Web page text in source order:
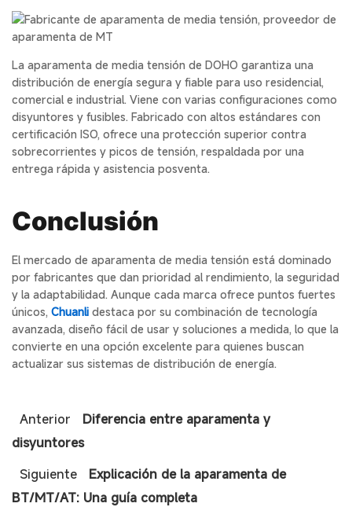
La aparamenta de media tensión de DOHO garantiza una
distribución de energía segura y fiable para uso residencial,
comercial e industrial. Viene con varias configuraciones como
disyuntores y fusibles. Fabricado con altos estándares con
certificación ISO, ofrece una protección superior contra
sobrecorrientes y picos de tensión, respaldada por una
entrega rápida y asistencia posventa.
Conclusión
El mercado de aparamenta de media tensión está dominado
por fabricantes que dan prioridad al rendimiento, la seguridad
y la adaptabilidad. Aunque cada marca ofrece puntos fuertes
únicos, Chuanli destaca por su combinación de tecnología
avanzada, diseño fácil de usar y soluciones a medida, lo que la
convierte en una opción excelente para quienes buscan
actualizar sus sistemas de distribución de energía.
Anterior
Diferencia entre aparamenta y
disyuntores
Siguiente
Explicación de la aparamenta de
BT/MT/AT: Una guía completa